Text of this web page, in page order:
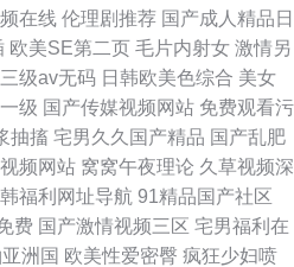
在线 伦理剧推荐 国产成人精品日
欧美SE第二页 毛片内射女 激情另
级av无码 日韩欧美色综合 美女
级 国产传媒视频网站 免费观看污
抽搐 宅男久久国产精品 国产乱肥
频网站 窝窝午夜理论 久草视频深
福利网址导航 91精品国产社区
费 国产激情视频三区 宅男福利在
洲国 欧美性爱密臀 疯狂少妇喷